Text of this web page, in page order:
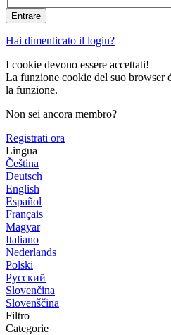
Hai dimenticato il login?
I cookie devono essere accettati!
La funzione cookie del suo browser
la funzione.
Non sei ancora membro?
Registrati ora
Lingua
Čeština
Deutsch
English
Español
Français
Magyar
Italiano
Nederlands
Polski
Русский
Slovenčina
Slovenščina
Filtro
Categorie